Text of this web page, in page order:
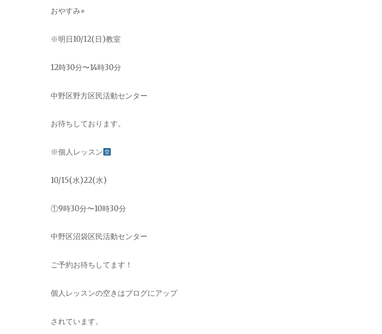
おやすみ⭐︎
※明日10/12( 日 )教室
12時30分〜14時30分
中野区野方区民活動センター
お待ちしております。
※個人レッスン
10/15(水)22(水)
①9時30分〜10時30分
中野区沼袋区民活動センター
ご予約お待ちしてます！
個人レッスンの空きはブログにアップ
されています。